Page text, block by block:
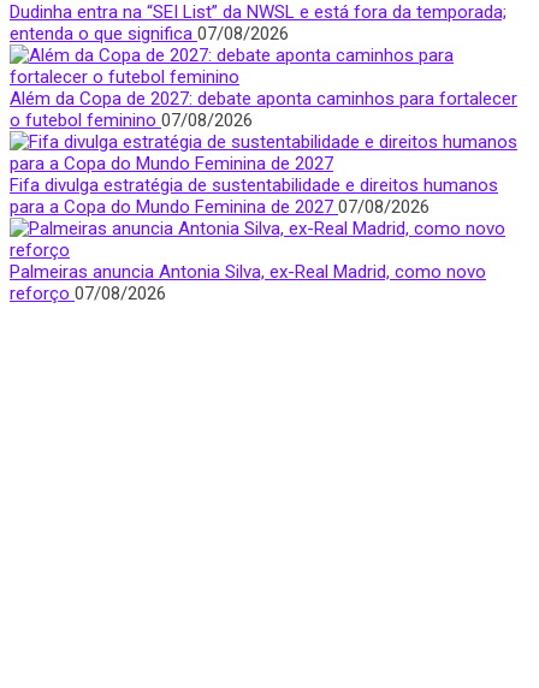
Dudinha entra na “SEI List” da NWSL e está fora da temporada;
entenda o que significa 07/08/2026
Além da Copa de 2027: debate aponta caminhos para fortalecer
o futebol feminino 07/08/2026
Fifa divulga estratégia de sustentabilidade e direitos humanos
para a Copa do Mundo Feminina de 2027 07/08/2026
Palmeiras anuncia Antonia Silva, ex-Real Madrid, como novo
reforço 07/08/2026